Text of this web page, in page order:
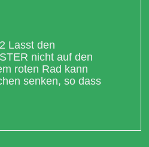
Lasst den
nicht auf den
roten Rad kann
senken, so dass